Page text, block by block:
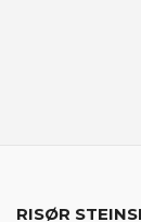
RISØR